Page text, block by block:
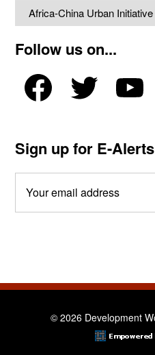
Africa-China Urban Initiative
Follow us on...
Sign up for E-Alerts
© 2026 Development